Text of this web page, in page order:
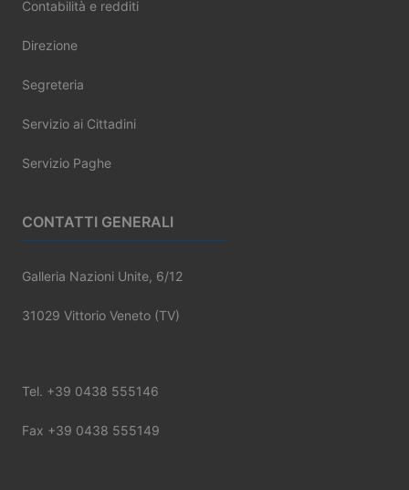
Contabilità e redditi
Direzione
Segreteria
Servizio ai Cittadini
Servizio Paghe
CONTATTI GENERALI
Galleria Nazioni Unite, 6/12
31029 Vittorio Veneto (TV)
Tel. +39 0438 555146
Fax +39 0438 555149